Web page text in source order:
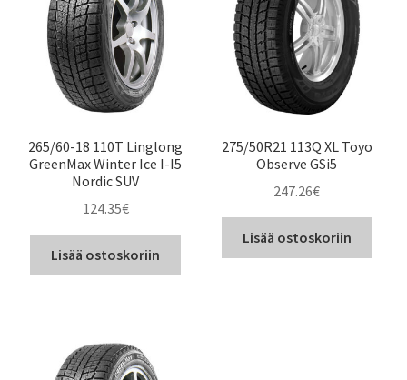
265/60-18 110T Linglong
GreenMax Winter Ice I-I5
Nordic SUV
124.35€
Lisää ostoskoriin
275/50R21 113Q XL Toyo
Observe GSi5
247.26€
Lisää ostoskoriin